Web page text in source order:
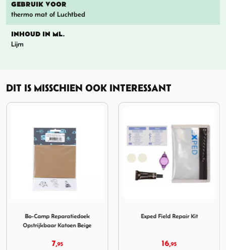
GEBRUIK VOOR
thermo mat of Luchtbed
INHOUD IN ML.
Lijm
DIT IS MISSCHIEN OOK INTERESSANT
Bo-Camp Reparatiedoek
Opstrijkbaar Katoen Beige
7,95
Exped Field Repair Kit
16,95